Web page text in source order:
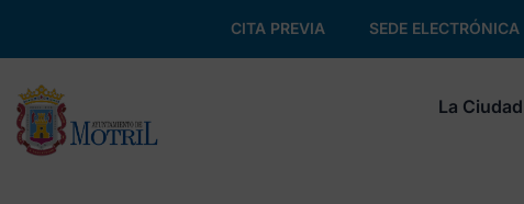
CITA PREVIA SEDE ELECTRÓNICA
La Ciudad